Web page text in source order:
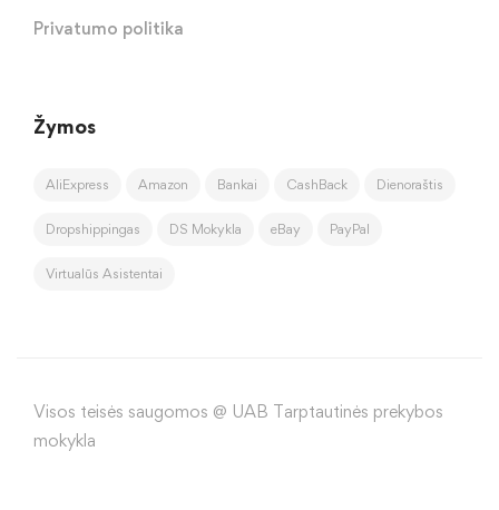
Privatumo politika
Žymos
AliExpress Amazon Bankai CashBack Dienoraštis
Dropshippingas DS Mokykla eBay PayPal
Virtualūs Asistentai
Visos teisės saugomos @ UAB Tarptautinės prekybos
mokykla